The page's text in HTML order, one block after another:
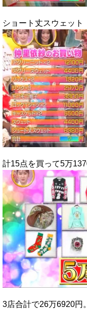
ショート丈スウェット
計15点を買って5万
3店合計で26万6920円。